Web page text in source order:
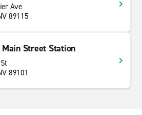
Ave
89115
Main Street Station
89101